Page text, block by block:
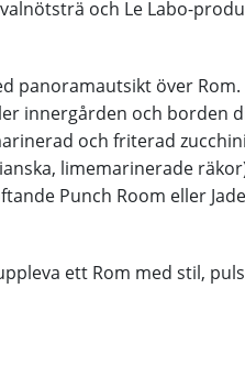
och Le Labo-
panoramautsikt över
innergården och borden
och friterad
limemarinerade
Punch Room eller
ett Rom med stil,